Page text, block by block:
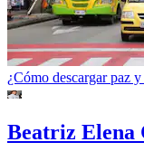
¿Cómo descargar paz
Beatriz Elena